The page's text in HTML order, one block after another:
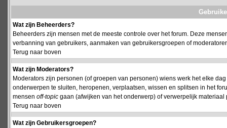
Wat zijn Beheerders?
Beheerders zijn mensen met de meeste controle over het forum. Deze
verbanning van gebruikers, aanmaken van gebruikersgroepen of
Terug naar boven
Wat zijn Moderators?
Moderators zijn personen (of groepen van personen) wiens werk het elke
onderwerpen te sluiten, heropenen, verplaatsen, wissen en splitsen in het
mensen off-topic gaan (afwijken van het onderwerp) of verwerpelijk materiaal
Terug naar boven
Wat zijn Gebruikersgroepen?